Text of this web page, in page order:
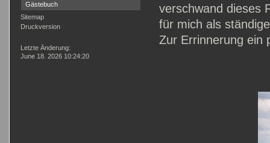
Gästebuch
Sitemap
Druckversion
Letzte Änderung:
June 18. 2026 10:24:20
verschwand dieses
für mich als
Zur Errinnerung ein